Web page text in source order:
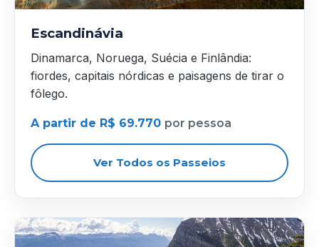
Escandinávia
Dinamarca, Noruega, Suécia e Finlândia:
fiordes, capitais nórdicas e paisagens de tirar o
fôlego.
A partir de R$ 69.770 por pessoa
Ver Todos os Passeios